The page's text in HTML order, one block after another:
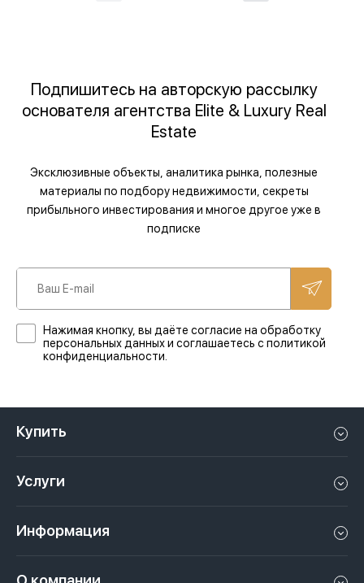
Подпишитесь на авторскую рассылку
основателя агентства Elite & Luxury Real
Estate
Эксклюзивные объекты, аналитика рынка, полезные
материалы по подбору недвижимости, секреты
прибыльного инвестирования и многое другое уже в
подписке
Нажимая кнопку, вы даёте согласие на обработку
персональных данных и соглашаетесь с политикой
конфиденциальности.
Купить
Апартаменты в Дубае
Услуги
Сдать недвижимость в Дубае, ОАЭ
Информация